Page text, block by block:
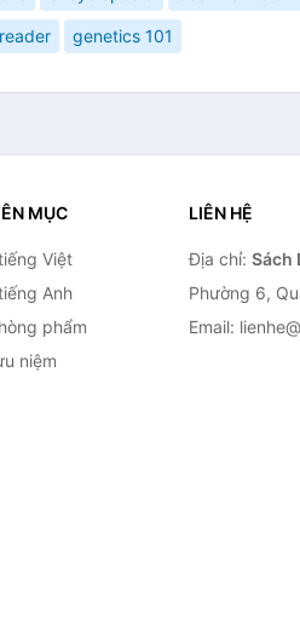
genetics 101
MỤC
Việt
Anh
phẩm
niệm
LIÊN HỆ
Địa chỉ: Sách
Phường 6,
Email: